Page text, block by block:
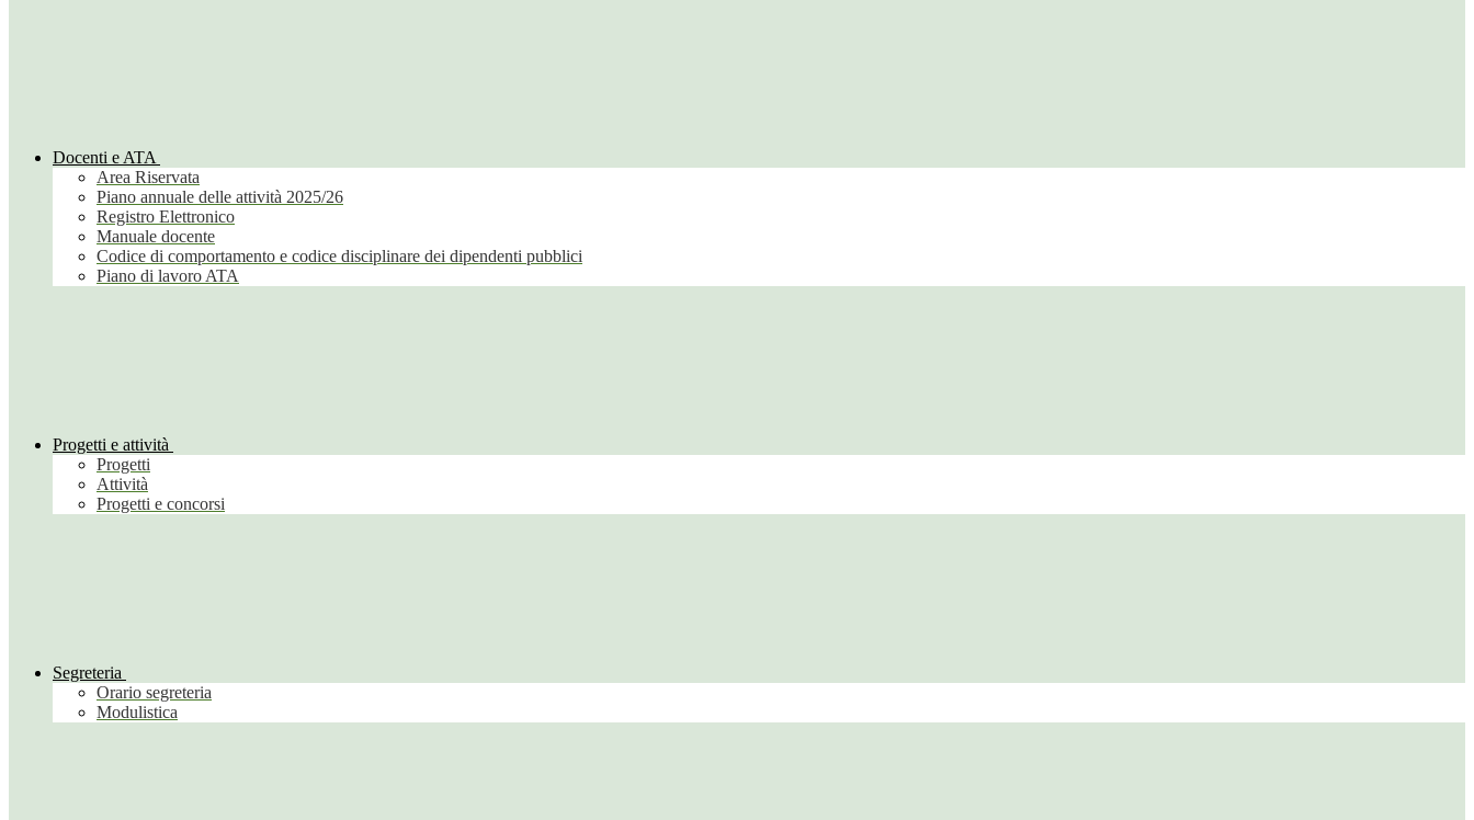
Docenti e ATA
Area Riservata
Piano annuale delle attività 2025/26
Registro Elettronico
Manuale docente
Codice di comportamento e codice disciplinare dei dipendenti pubblici
Piano di lavoro ATA
Progetti e attività
Progetti
Attività
Progetti e concorsi
Segreteria
Orario segreteria
Modulistica